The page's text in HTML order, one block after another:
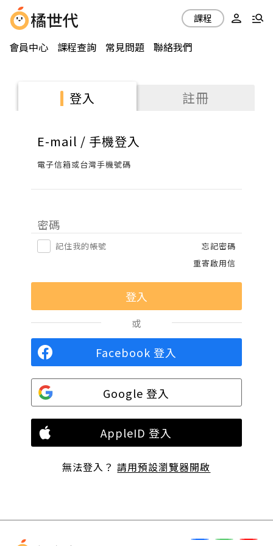
會員中心 課程查詢 常見問題 聯絡我們
課程
登入 註冊
E-mail / 手機登入
電子信箱或台灣手機號碼
密碼
記住我的帳號
忘記密碼
重寄啟用信
或
Facebook 登入
Google 登入
AppleID 登入
無法登入？請用預設瀏覽器開啟